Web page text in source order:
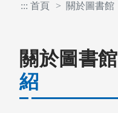
::: 首頁 關於圖書館
關於圖書館
紹